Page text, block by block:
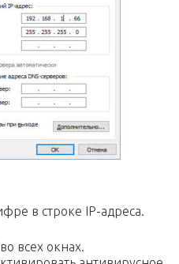
в строке IP-адреса.
всех окнах.